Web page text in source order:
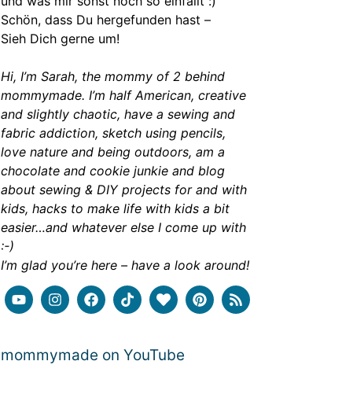
Schön, dass Du hergefunden hast –
Sieh Dich gerne um!
Hi, I’m Sarah, the mommy of 2 behind
mommymade. I’m half American, creative
and slightly chaotic, have a sewing and
fabric addiction, sketch using pencils,
love nature and being outdoors, am a
chocolate and cookie junkie and blog
about sewing & DIY projects for and with
kids, hacks to make life with kids a bit
easier…and whatever else I come up with
:-)
I’m glad you’re here – have a look around!
mommymade on YouTube